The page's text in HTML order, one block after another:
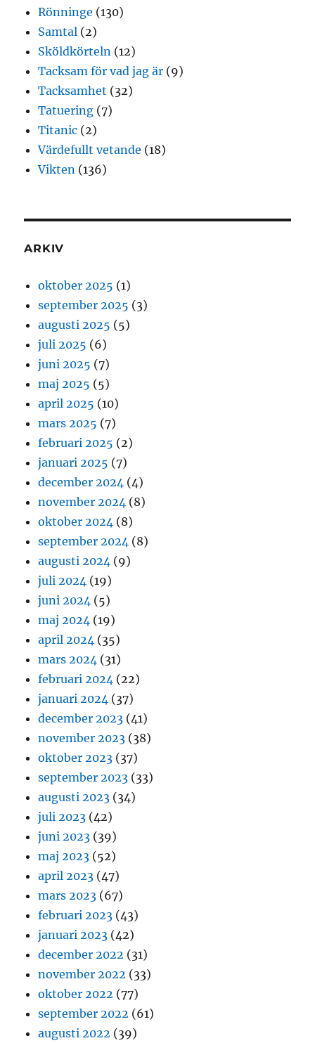
Rönninge (130)
Samtal (2)
Sköldkörteln (12)
Tacksam för vad jag är (9)
Tacksamhet (32)
Tatuering (7)
Titanic (2)
Värdefullt vetande (18)
Vikten (136)
ARKIV
oktober 2025 (1)
september 2025 (3)
augusti 2025 (5)
juli 2025 (6)
juni 2025 (7)
maj 2025 (5)
april 2025 (10)
mars 2025 (7)
februari 2025 (2)
januari 2025 (7)
december 2024 (4)
november 2024 (8)
oktober 2024 (8)
september 2024 (8)
augusti 2024 (9)
juli 2024 (19)
juni 2024 (5)
maj 2024 (19)
april 2024 (35)
mars 2024 (31)
februari 2024 (22)
januari 2024 (37)
december 2023 (41)
november 2023 (38)
oktober 2023 (37)
september 2023 (33)
augusti 2023 (34)
juli 2023 (42)
juni 2023 (39)
maj 2023 (52)
april 2023 (47)
mars 2023 (67)
februari 2023 (43)
januari 2023 (42)
december 2022 (31)
november 2022 (33)
oktober 2022 (77)
september 2022 (61)
augusti 2022 (39)